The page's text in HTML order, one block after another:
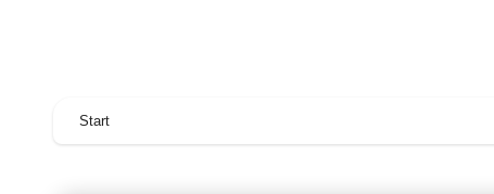
Start